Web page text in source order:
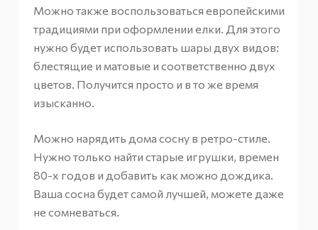
Можно также воспользоваться европейскими
традициями при оформлении елки. Для этого
нужно будет использовать шары двух видов:
блестящие и матовые и соответственно двух
цветов. Получится просто и в то же время
изысканно.
Можно нарядить дома сосну в ретро-стиле.
Нужно только найти старые игрушки, времен
80-х годов и добавить как можно дождика.
Ваша сосна будет самой лучшей, можете даже
не сомневаться.